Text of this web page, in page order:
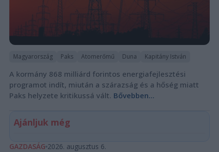
Magyarország Paks Atomerőmű Duna Kapitány István
A kormány 868 milliárd forintos energiafejlesztési
programot indít, miután a szárazság és a hőség miatt
Paks helyzete kritikussá vált. Bővebben...
Ajánljuk még
GAZDASÁG 2026. augusztus 6.